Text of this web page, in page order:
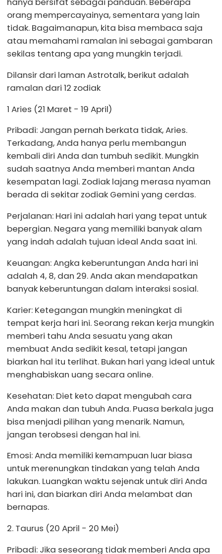
orang mempercayainya, sementara yang lain
tidak. Bagaimanapun, kita bisa membaca saja
atau memahami ramalan ini sebagai gambaran
sekilas tentang apa yang mungkin terjadi.
Dilansir dari laman Astrotalk, berikut adalah
ramalan dari 12 zodiak
1 Aries (21 Maret - 19 April)
Pribadi: Jangan pernah berkata tidak, Aries.
Terkadang, Anda hanya perlu membangun
kembali diri Anda dan tumbuh sedikit. Mungkin
sudah saatnya Anda memberi mantan Anda
kesempatan lagi. Zodiak lajang merasa nyaman
berada di sekitar zodiak Gemini yang cerdas.
Perjalanan: Hari ini adalah hari yang tepat untuk
bepergian. Negara yang memiliki banyak alam
yang indah adalah tujuan ideal Anda saat ini.
Keuangan: Angka keberuntungan Anda hari ini
adalah 4, 8, dan 29. Anda akan mendapatkan
banyak keberuntungan dalam interaksi sosial.
Karier: Ketegangan mungkin meningkat di
tempat kerja hari ini. Seorang rekan kerja mungkin
memberi tahu Anda sesuatu yang akan
membuat Anda sedikit kesal, tetapi jangan
biarkan hal itu terlihat. Bukan hari yang ideal untuk
menghabiskan uang secara online.
Kesehatan: Diet keto dapat mengubah cara
Anda makan dan tubuh Anda. Puasa berkala juga
bisa menjadi pilihan yang menarik. Namun,
jangan terobsesi dengan hal ini.
Emosi: Anda memiliki kemampuan luar biasa
untuk merenungkan tindakan yang telah Anda
lakukan. Luangkan waktu sejenak untuk diri Anda
hari ini, dan biarkan diri Anda melambat dan
bernapas.
2. Taurus (20 April - 20 Mei)
Pribadi: Jika seseorang tidak memberi Anda apa